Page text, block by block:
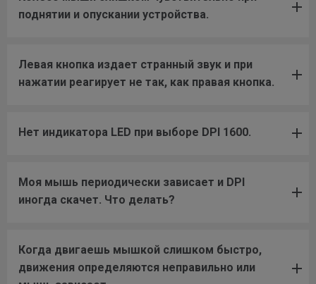
поднятии и опускании устройства.
Левая кнопка издает странный звук и при
нажатии реагирует не так, как правая кнопка.
Нет индикатора LED при выборе DPI 1600.
Моя мышь периодически зависает и DPI
иногда скачет. Что делать?
Когда двигаешь мышкой слишком быстро,
движения определяются неправильно или